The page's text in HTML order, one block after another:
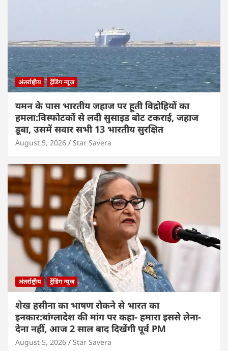
अंतर्राष्ट्रीय ट्रेंडिंग न्यूज
यमन के पास भारतीय जहाज पर हूती विद्रोहियों का
हमला:विस्फोटकों से लदी सुसाइड बोट टकराई, जहाज
डूबा, उसमें सवार सभी 13 भारतीय सुरक्षित
August 5, 2026 Star Savera
अंतर्राष्ट्रीय ट्रेंडिंग न्यूज
शेख हसीना का भाषण रोकने से भारत का
इनकार:बांग्लादेश की मांग पर कहा- हमारा इससे लेना-
देना नहीं, आज 2 साल बाद दिखेंगी पूर्व PM
August 5, 2026 Star Savera